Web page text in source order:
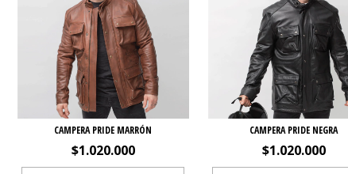
CAMPERA PRIDE MARRÓN
$1.020.000
CAMPERA PRIDE NEGRA
$1.020.000